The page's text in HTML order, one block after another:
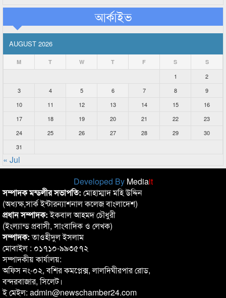
আর্কাইভ
AUGUST 2026
M T W T F S S
1
2
3
4 5 6 7 8
9
10
11 12 13 14 15
16
17
18 19 20 21 22
23
24
25 26 27 28 29
30
31
« Jul
Developed By Mediait
সম্পাদক মন্ডলীর সভাপতি: মোহাম্মাদ মহি উদ্দিন
(অধ্যক্ষ,সার্ক ইন্টারন্যাশনাল কলেজ বাংলাদেশ)
প্রধান সম্পাদক:ইকবাল আহমদ চৌধুরী
(ইংল্যান্ড প্রবাসী, সাংবাদিক ও লেখক)
সম্পাদক:তাওহীদুল ইসলাম
মোবাইল : ০১৭১০-৯৯৩৫৭২
সম্পাদকীয় কার্যালয়:
অফিস নং-০২, বশির কমপ্লেক্স, লালদিঘীরপার রোড,
বন্দরবাজার, সিলেট।
ই মেইল: admin@newschamber24.com